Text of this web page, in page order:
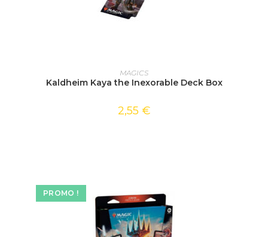
AJOUTER AU PANIER
MAGICS
Kaldheim Kaya the Inexorable Deck Box
2,55 €
PROMO !